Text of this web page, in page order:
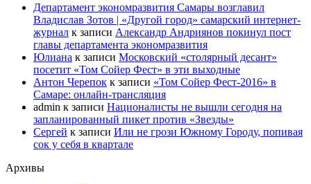
Департамент экономразвития Самары возглавил
Владислав Зотов | «Другой город» самарский интернет-
журнал к записи Александр Андриянов покинул пост
главы департамента экономразвития
Юлиана к записи Московский «столярный десант»
посетит «Том Сойер Фест» в эти выходные
Антон Черепок к записи «Том Сойер Фест-2016» в
Самаре: онлайн-трансляция
admin к записи Националисты не вышли сегодня на
запланированный пикет против «Звезды»
Сергей к записи Или не грози Южному Городу, попивая
сок у себя в квартале
Архивы